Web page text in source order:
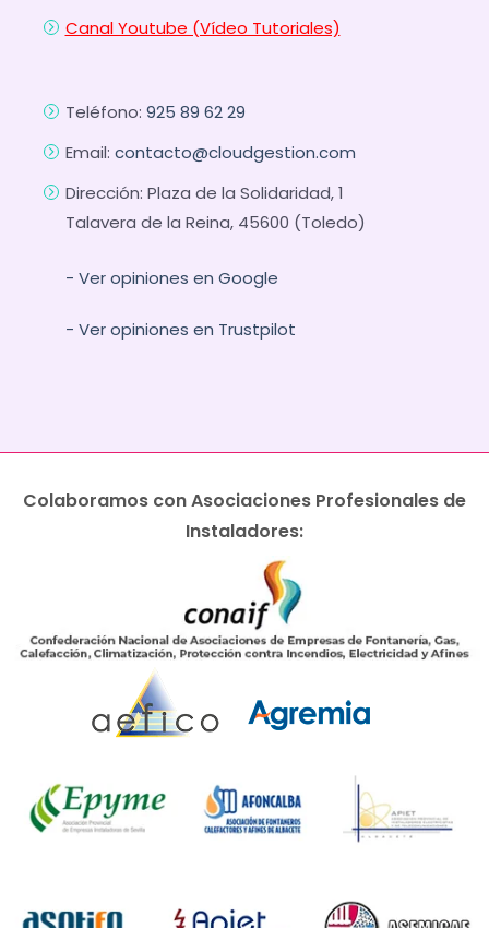
Canal Youtube (Vídeo Tutoriales)
Teléfono: 925 89 62 29
Email: contacto@cloudgestion.com
Dirección: Plaza de la Solidaridad, 1
Talavera de la Reina, 45600 (Toledo)
- Ver opiniones en Google
- Ver opiniones en Trustpilot
Colaboramos con Asociaciones Profesionales de
Instaladores: